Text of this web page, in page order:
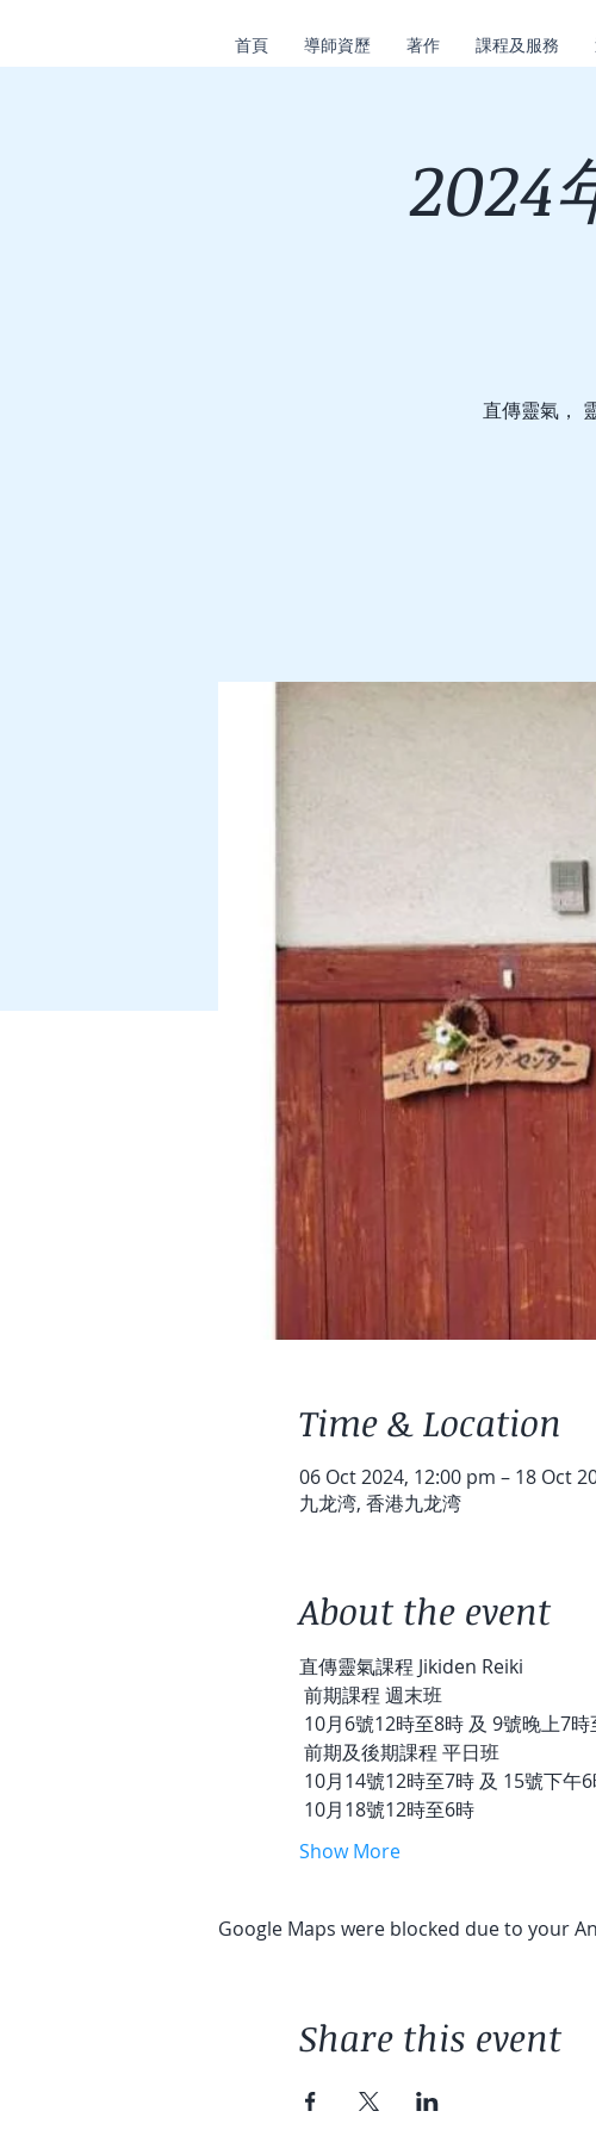
首頁 導師資歷 著作 課程及服務
2024
直傳靈氣，
Time & Location
06 Oct 2024, 12:00 pm – 18 Oct
九龙湾, 香港九龙湾
About the event
直傳靈氣課程 Jikiden Reiki
前期課程 週末班
10月6號12時至8時 及 9號晚上7時
前期及後期課程 平日班
10月14號12時至7時 及 15號下午
10月18號12時至6時
Show More
Google Maps were blocked due to your
Share this event